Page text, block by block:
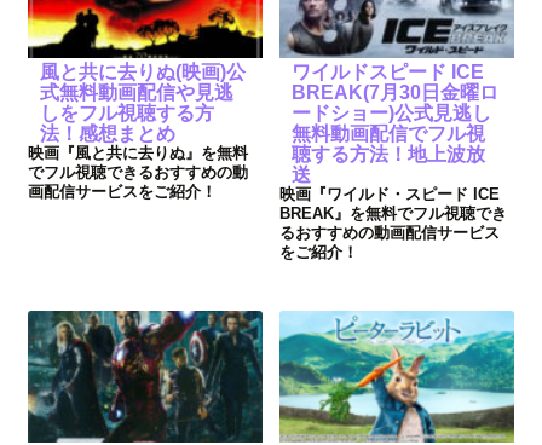
風と共に去りぬ(映画)公
式無料動画配信や見逃
しをフル視聴する方
法！感想まとめ
映画『風と共に去りぬ』を無料
でフル視聴できるおすすめの動
画配信サービスをご紹介！
ワイルドスピード ICE
BREAK(7月30日金曜ロ
ードショー)公式見逃し
無料動画配信でフル視
聴する方法！地上波放
送
映画『ワイルド・スピード ICE
BREAK』を無料でフル視聴でき
るおすすめの動画配信サービス
をご紹介！